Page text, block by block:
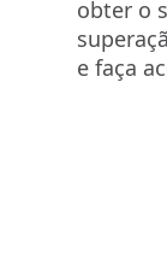
obter o
e faça